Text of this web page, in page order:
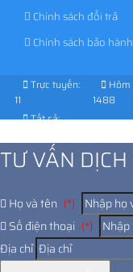
Chính sách đổi trả
Chính sách bảo hành
Trực tuyến:
11
1488
Tất cả:
TƯ VẤN DỊCH
Họ và tên (*)
Số điện thoại (*)
Địa chỉ